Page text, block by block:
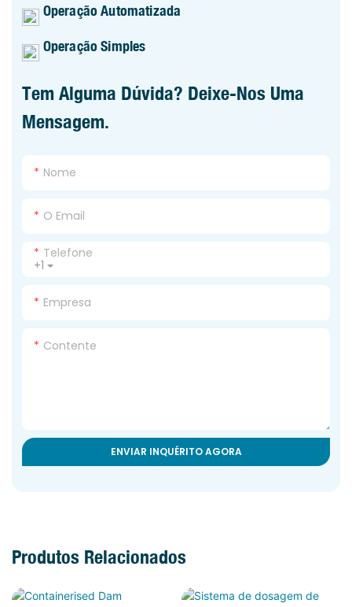
Operação Automatizada
Operação Simples
Tem Alguma Dúvida? Deixe-Nos Uma
Mensagem.
Nome
O Email
+1
Telefone
Empresa
Contente
ENVIAR INQUÉRITO AGORA
Produtos Relacionados